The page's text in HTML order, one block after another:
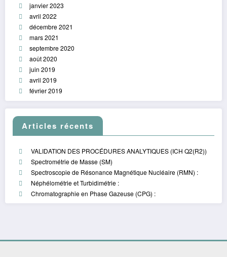
janvier 2023
avril 2022
décembre 2021
mars 2021
septembre 2020
août 2020
juin 2019
avril 2019
février 2019
Articles récents
VALIDATION DES PROCÉDURES ANALYTIQUES (ICH Q2(R2))
Spectrométrie de Masse (SM)
Spectroscopie de Résonance Magnétique Nucléaire (RMN) :
Néphélométrie et Turbidimétrie :
Chromatographie en Phase Gazeuse (CPG) :